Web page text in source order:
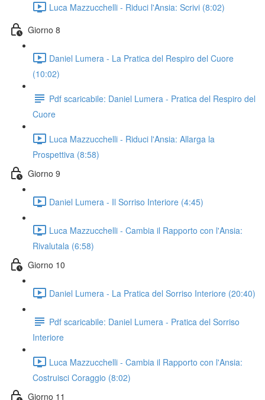
Luca Mazzucchelli - Riduci l'Ansia: Scrivi (8:02)
Giorno 8
Daniel Lumera - La Pratica del Respiro del Cuore
(10:02)
Pdf scaricabile: Daniel Lumera - Pratica del Respiro del
Cuore
Luca Mazzucchelli - Riduci l'Ansia: Allarga la
Prospettiva (8:58)
Giorno 9
Daniel Lumera - Il Sorriso Interiore (4:45)
Luca Mazzucchelli - Cambia il Rapporto con l'Ansia:
Rivalutala (6:58)
Giorno 10
Daniel Lumera - La Pratica del Sorriso Interiore (20:40)
Pdf scaricabile: Daniel Lumera - Pratica del Sorriso
Interiore
Luca Mazzucchelli - Cambia il Rapporto con l'Ansia:
Costruisci Coraggio (8:02)
Giorno 11